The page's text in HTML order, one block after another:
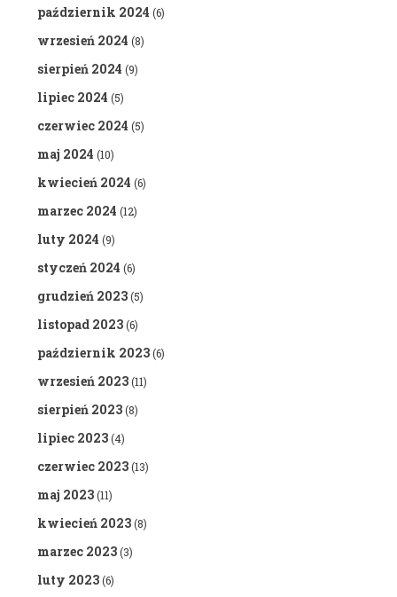
październik 2024 (6)
wrzesień 2024 (8)
sierpień 2024 (9)
lipiec 2024 (5)
czerwiec 2024 (5)
maj 2024 (10)
kwiecień 2024 (6)
marzec 2024 (12)
luty 2024 (9)
styczeń 2024 (6)
grudzień 2023(5)
listopad 2023(6)
październik 2023(6)
wrzesień 2023(11)
sierpień 2023(8)
lipiec 2023(4)
czerwiec 2023(13)
maj 2023(11)
kwiecień 2023(8)
marzec 2023(3)
luty 2023(6)